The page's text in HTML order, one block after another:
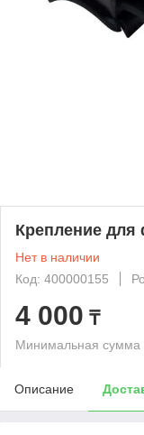
Крепление для
Нет в наличии
Код: 400000155
4 000 ₸
Минимальная сумма
Описание